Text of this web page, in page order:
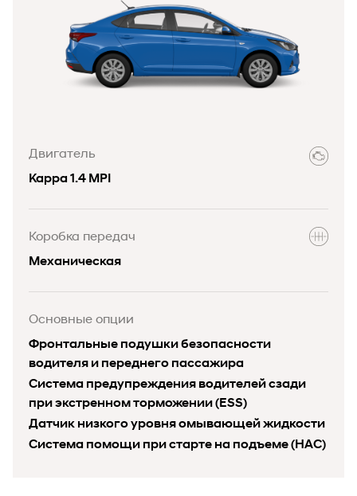
Двигатель
Kappa 1.4 MPI
Коробка передач
Механическая
Основные опции
Фронтальные подушки безопасности
водителя и переднего пассажира
Система предупреждения водителей сзади
при экстренном торможении (ESS)
Датчик низкого уровня омывающей жидкости
Система помощи при старте на подъеме (HAC)